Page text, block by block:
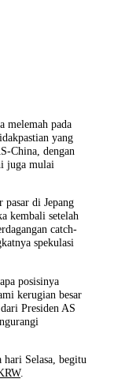
melemah pada
yang
China, dengan
juga mulai
di Jepang
kembali setelah
catch-
spekulasi
posisinya
kerugian besar
Presiden AS
Selasa, begitu
.